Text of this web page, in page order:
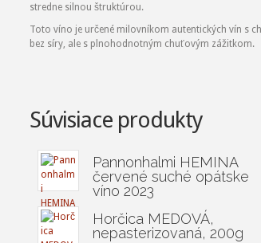
stredne silnou štruktúrou.
Toto víno je určené milovníkom autentických vín s
bez síry, ale s plnohodnotným chuťovým zážitkom.
Súvisiace produkty
Pannonhalmi HEMINA
červené suché opátske
víno 2023
Horčica MEDOVÁ,
nepasterizovaná, 200g